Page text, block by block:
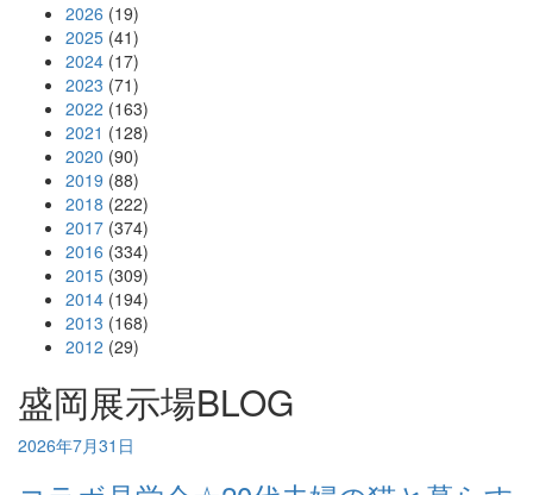
2026 (19)
2025 (41)
2024 (17)
2023 (71)
2022 (163)
2021 (128)
2020 (90)
2019 (88)
2018 (222)
2017 (374)
2016 (334)
2015 (309)
2014 (194)
2013 (168)
2012 (29)
盛岡展示場BLOG
2026年7月31日